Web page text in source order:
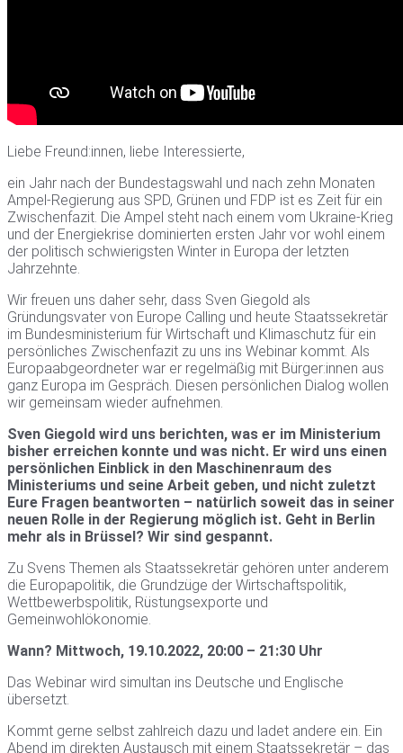
Liebe Freund:innen, liebe Interessierte,
ein Jahr nach der Bundestagswahl und nach zehn Monaten
Ampel-Regierung aus SPD, Grünen und FDP ist es Zeit für ein
Zwischenfazit. Die Ampel steht nach einem vom Ukraine-Krieg
und der Energiekrise dominierten ersten Jahr vor wohl einem
der politisch schwierigsten Winter in Europa der letzten
Jahrzehnte.
Wir freuen uns daher sehr, dass Sven Giegold als
Gründungsvater von Europe Calling und heute Staatssekretär
im Bundesministerium für Wirtschaft und Klimaschutz für ein
persönliches Zwischenfazit zu uns ins Webinar kommt. Als
Europaabgeordneter war er regelmäßig mit Bürger:innen aus
ganz Europa im Gespräch. Diesen persönlichen Dialog wollen
wir gemeinsam wieder aufnehmen.
Sven Giegold wird uns berichten, was er im Ministerium
bisher erreichen konnte und was nicht. Er wird uns einen
persönlichen Einblick in den Maschinenraum des
Ministeriums und seine Arbeit geben, und nicht zuletzt
Eure Fragen beantworten – natürlich soweit das in seiner
neuen Rolle in der Regierung möglich ist. Geht in Berlin
mehr als in Brüssel? Wir sind gespannt.
Zu Svens Themen als Staatssekretär gehören unter anderem
die Europapolitik, die Grundzüge der Wirtschaftspolitik,
Wettbewerbspolitik, Rüstungsexporte und
Gemeinwohlökonomie.
Wann? Mittwoch, 19.10.2022, 20:00 – 21:30 Uhr
Das Webinar wird simultan ins Deutsche und Englische
übersetzt.
Kommt gerne selbst zahlreich dazu und ladet andere ein. Ein
Abend im direkten Austausch mit einem Staatssekretär – das